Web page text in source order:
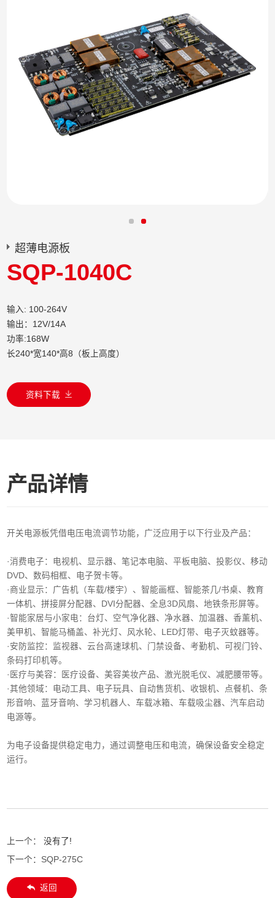
超薄电源板
SQP-1040C
输入: 100-264V
输出：12V/14A
功率:168W
长240*宽140*高8（板上高度）
资料下载
产品详情
开关电源板凭借电压电流调节功能，广泛应用于以下行业及产品：
·消费电子‌：电视机、显示器、笔记本电脑、平板电脑、投影仪、移动
DVD、数码相框、电子贺卡等。
·商业显示‌：广告机（车载/楼宇）、智能画框、智能茶几/书桌、教育
一体机、拼接屏分配器、DVI分配器、全息3D风扇、地铁条形屏等。
·智能家居与小家电‌：台灯、空气净化器、净水器、加温器、香薰机、
美甲机、智能马桶盖、补光灯、风水轮、LED灯带、电子灭蚊器等。
‌·安防监控‌：监视器、云台高速球机、门禁设备、考勤机、可视门铃、
条码打印机等。
·医疗与美容‌：医疗设备、美容美妆产品、激光脱毛仪、减肥腰带等。
‌·其他领域‌：电动工具、电子玩具、自动售货机、收银机、点餐机、条
形音响、蓝牙音响、学习机器人、车载冰箱、车载吸尘器、汽车启动
电源等。
为电子设备提供稳定电力，通过调整电压和电流，确保设备安全稳定
运行。
上一个：
没有了!
下一个： SQP-275C
返回